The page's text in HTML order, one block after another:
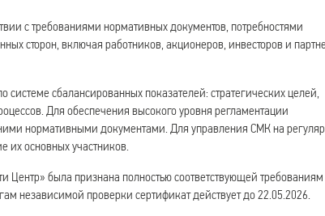
с требованиями нормативных документов, потребностями
сторон, включая работников, акционеров, инвесторов и
системе сбалансированных показателей: стратегических целей,
Для обеспечения высокого уровня регламентации
нормативными документами. Для управления СМК на
их основных участников.
Центр» была признана полностью соответствующей требованиям
независимой проверки сертификат действует до 22.05.2026.